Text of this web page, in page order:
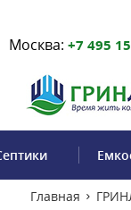
Москва: +7 495
Главная